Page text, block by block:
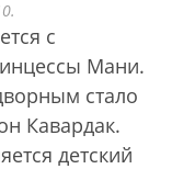
с
Мани.
стало
Кавардак.
детский